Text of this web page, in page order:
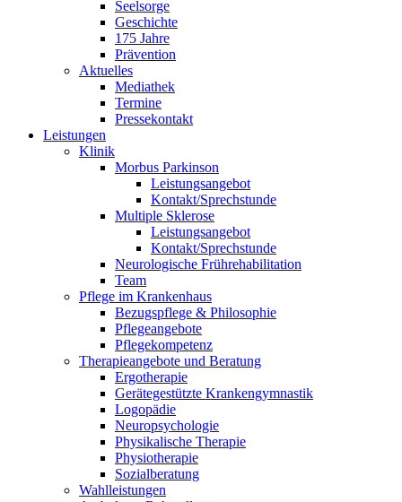
Seelsorge
Geschichte
175 Jahre
Prävention
Aktuelles
Mediathek
Termine
Pressekontakt
Leistungen
Klinik
Morbus Parkinson
Leistungsangebot
Kontakt/Sprechstunde
Multiple Sklerose
Leistungsangebot
Kontakt/Sprechstunde
Neurologische Frührehabilitation
Team
Pflege im Krankenhaus
Bezugspflege & Philosophie
Pflegeangebote
Pflegekompetenz
Therapieangebote und Beratung
Ergotherapie
Gerätegestützte Krankengymnastik
Logopädie
Neuropsychologie
Physikalische Therapie
Physiotherapie
Sozialberatung
Wahlleistungen